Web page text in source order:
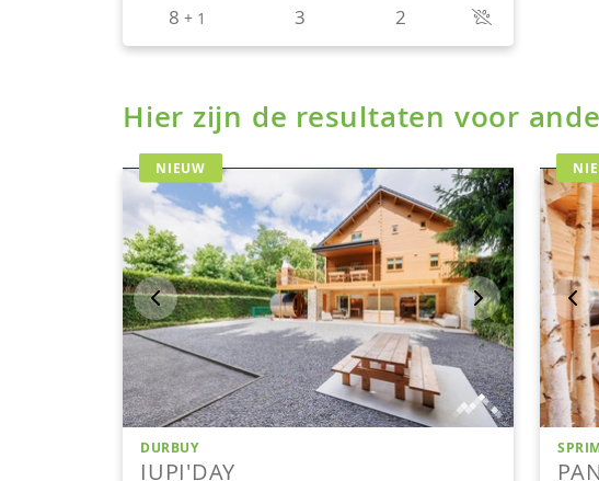
Hier zijn de resultaten voor